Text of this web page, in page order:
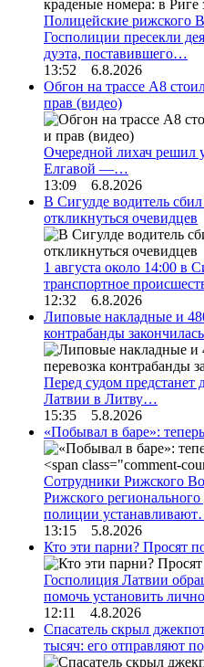
Полицейские рижского
Госполиции пресекли
дуэта, поставившего…
13:52 6.8.2026
Обгон на трассе А8
прав (видео)
Очередной лихач решил
Елгавой —…
13:09 6.8.2026
В Сигулде водитель
откликнуться очевидцев
1 августа около 14:00 в
транспортное
12:32 6.8.2026
Липовые накладные и
контрабанды
Перед судом предстанет
Латвии в Литву…
15:35 5.8.2026
«Побывал в баре»:
Сотрудники Рижского
Рижского
полиции
13:15 5.8.2026
Кто эти парни? Просят
Госполиция Латвии
помочь установить
12:11 4.8.2026
Спасатель скрыл
тысяч: его отправляют